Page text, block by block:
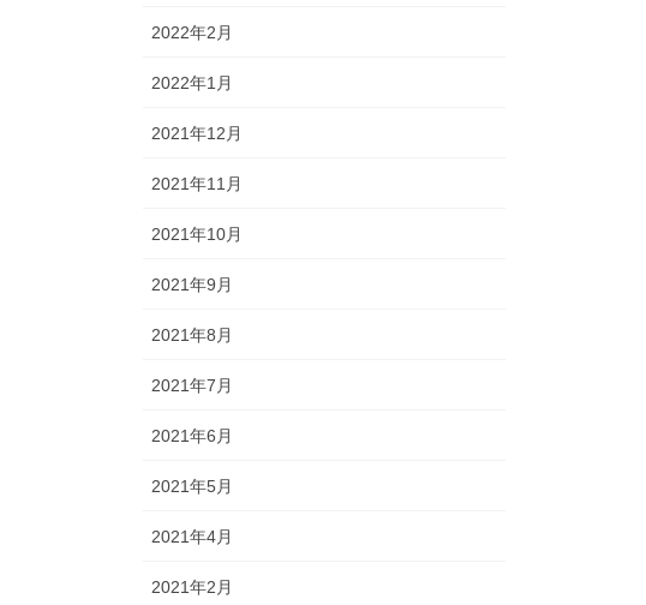
2022年2月
2022年1月
2021年12月
2021年11月
2021年10月
2021年9月
2021年8月
2021年7月
2021年6月
2021年5月
2021年4月
2021年2月